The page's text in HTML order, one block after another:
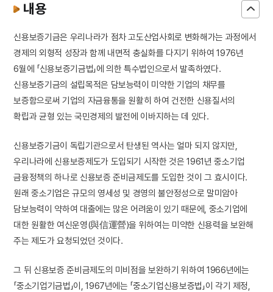
내용
신용보증기금은 우리나라가 점차 고도산업사회로 변화해가는 과정에서
경제의 외형적 성장과 함께 내면적 충실화를 다지기 위하여 1976년
6월에 「신용보증기금법」에 의한 특수법인으로서 발족하였다.
신용보증기금의 설립목적은 담보능력이 미약한 기업의 채무를
보증함으로써 기업의 자금융통을 원활히 하여 건전한 신용질서의
확립과 균형 있는 국민경제의 발전에 이바지하는 데 있다.
신용보증기금이 독립기관으로서 탄생된 역사는 얼마 되지 않지만,
우리나라에 신용보증제도가 도입되기 시작한 것은 1961년 중소기업
금융정책의 하나로 신용보증 준비금제도를 도입한 것이 그 효시이다.
원래 중소기업은 규모의 영세성 및 경영의 불안정성으로 말미암아
담보능력이 약하여 대출에는 많은 어려움이 있기 때문에, 중소기업에
대한 원활한 여신운영(與信運營)을 위하여는 미약한 신용력을 보완해
주는 제도가 요청되었던 것이다.
그 뒤 신용보증 준비금제도의 미비점을 보완하기 위하여 1966년에는
「중소기업기금법」이, 1967년에는 「중소기업신용보증법」이 각기 제정,